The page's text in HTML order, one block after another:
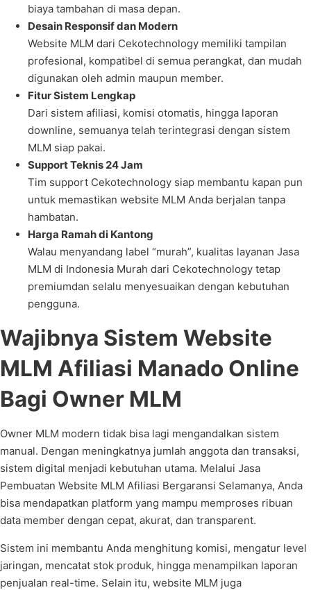
biaya tambahan di masa depan.
Desain Responsif dan Modern
Website MLM dari Cekotechnology memiliki tampilan
profesional, kompatibel di semua perangkat, dan mudah
digunakan oleh admin maupun member.
Fitur Sistem Lengkap
Dari sistem afiliasi, komisi otomatis, hingga laporan
downline, semuanya telah terintegrasi dengan sistem
MLM siap pakai.
Support Teknis 24 Jam
Tim support Cekotechnology siap membantu kapan pun
untuk memastikan website MLM Anda berjalan tanpa
hambatan.
Harga Ramah di Kantong
Walau menyandang label “murah”, kualitas layanan Jasa
MLM di Indonesia Murah dari Cekotechnology tetap
premiumdan selalu menyesuaikan dengan kebutuhan
pengguna.
Wajibnya Sistem Website
MLM Afiliasi Manado Online
Bagi Owner MLM
Owner MLM modern tidak bisa lagi mengandalkan sistem
manual. Dengan meningkatnya jumlah anggota dan transaksi,
sistem digital menjadi kebutuhan utama. Melalui Jasa
Pembuatan Website MLM Afiliasi Bergaransi Selamanya, Anda
bisa mendapatkan platform yang mampu memproses ribuan
data member dengan cepat, akurat, dan transparent.
Sistem ini membantu Anda menghitung komisi, mengatur level
jaringan, mencatat stok produk, hingga menampilkan laporan
penjualan real-time. Selain itu, website MLM juga